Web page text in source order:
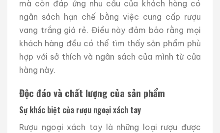
mà còn đáp ứng nhu cầu của khách hàng có
ngân sách hạn chế bằng việc cung cấp rượu
vang trắng giá rẻ. Điều này đảm bảo rằng mọi
khách hàng đều có thể tìm thấy sản phẩm phù
hợp với sở thích và ngân sách của mình từ cửa
hàng này.
Độc đáo và chất lượng của sản phẩm
Sự khác biệt của rượu ngoại xách tay
Rượu ngoại xách tay là những loại rượu được